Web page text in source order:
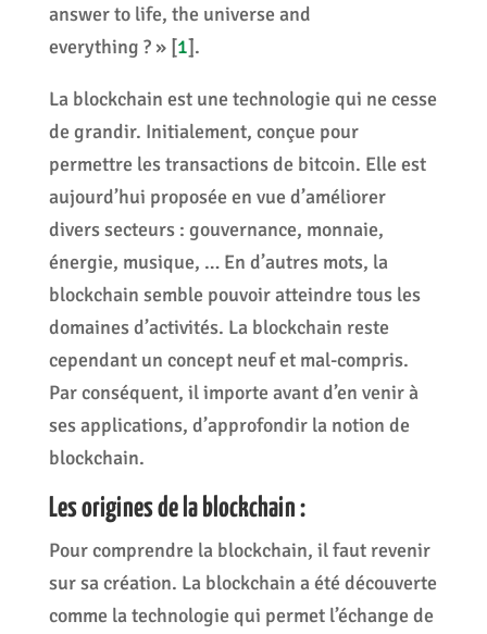
answer to life, the universe and
everything ? »[1].
La blockchain est une technologie qui ne cesse
de grandir. Initialement, conçue pour
permettre les transactions de bitcoin. Elle est
aujourd’hui proposée en vue d’améliorer
divers secteurs : gouvernance, monnaie,
énergie, musique, … En d’autres mots, la
blockchain semble pouvoir atteindre tous les
domaines d’activités. La blockchain reste
cependant un concept neuf et mal-compris.
Par conséquent, il importe avant d’en venir à
ses applications, d’approfondir la notion de
blockchain.
Les origines de la blockchain :
Pour comprendre la blockchain, il faut revenir
sur sa création. La blockchain a été découverte
comme la technologie qui permet l’échange de